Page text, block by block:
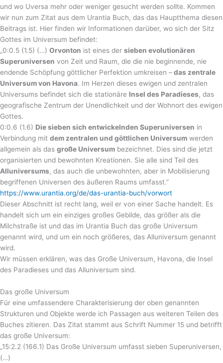
und wo Uversa mehr oder weniger gesucht werden sollte. Kommen
wir nun zum Zitat aus dem Urantia Buch, das das Hauptthema diesen
Beitrags ist. Hier finden wir Informationen darüber, wo sich der Sitz
Gottes im Universum befindet:
„0:0.5 (1.5) (…) Orvonton ist eines der sieben evolutionären
Superuniversen von Zeit und Raum, die die nie beginnende, nie
endende Schöpfung göttlicher Perfektion umkreisen –das zentrale
Universum von Havona. Im Herzen dieses ewigen und zentralen
Universums befindet sich die stationäre Insel des Paradieses, das
geografische Zentrum der Unendlichkeit und der Wohnort des ewigen
Gottes.
0:0.6 (1.6) Die sieben sich entwickelnden Superuniversen in
Verbindung mit dem zentralen und göttlichen Universum werden
allgemein als das große Universum bezeichnet. Dies sind die jetzt
organisierten und bewohnten Kreationen. Sie alle sind Teil des
Alluniversums, das auch die unbewohnten, aber in Mobilisierung
begriffenen Universen des äußeren Raums umfasst.”
https://www.urantia.org/de/das-urantia-buch/vorwort
Dieser Abschnitt ist recht lang, weil er von einer Sache handelt. Es
handelt sich um ein einziges großes Gebilde, das größer als die
Milchstraße ist und das im Urantia Buch das große Universum
genannt wird, und um ein noch größeres, das Alluniversum genannt
wird.
Wir müssen erklären, was das Große Universum, Havona, die Insel
des Paradieses und das Alluniversum sind.
Das große Universum
Für eine umfassendere Charakterisierung der oben genannten
Strukturen und Objekte werde ich Passagen aus weiteren Teilen des
Buches zitieren. Das Zitat stammt aus Schrift Nummer 15 und betrifft
das große Universum:
„15:2.2 (166.1) Das Große Universum umfasst sieben Superuniversen,
(…)